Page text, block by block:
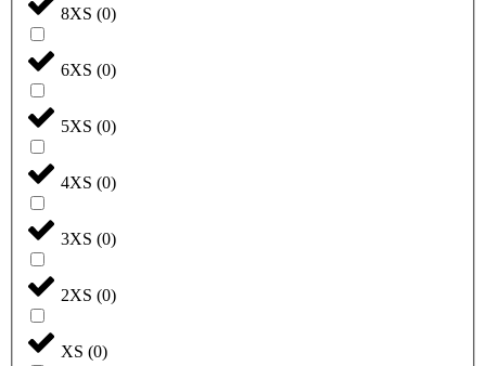
8XS (0)
6XS (0)
5XS (0)
4XS (0)
3XS (0)
2XS (0)
XS (0)